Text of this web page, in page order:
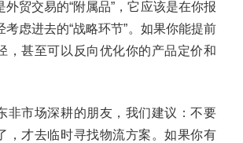
贸交易的“附属品”，它应该是在你报
考虑进去的“战略环节”。如果你能提前
，甚至可以反向优化你的产品定价和
非市场深耕的朋友，我们建议：不要
，才去临时寻找物流方案。如果你有